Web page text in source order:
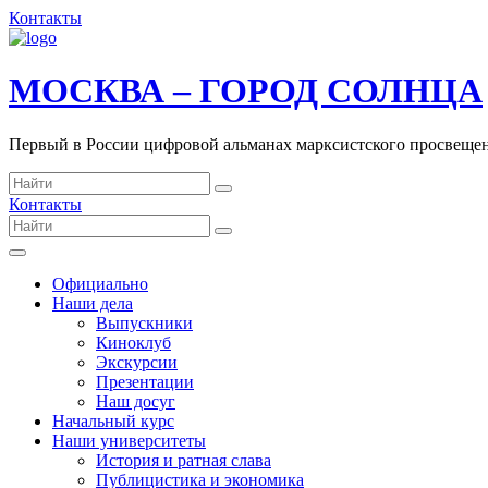
Контакты
МОСКВА – ГОРОД СОЛНЦА
Первый в России цифровой альманах марксистского
Контакты
Официально
Наши дела
Выпускники
Киноклуб
Экскурсии
Презентации
Наш досуг
Начальный курс
Наши университеты
История и ратная слава
Публицистика и экономика